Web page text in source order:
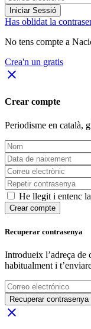
Iniciar Sessió
Has oblidat la
No tens compte a
Crea'n un gratis
close
Crear compte
Periodisme en català,
He llegit i entenc
Crear compte
Recuperar contrasenya
Introdueix l’adreça de
habitualment i
Recuperar contrasenya
close